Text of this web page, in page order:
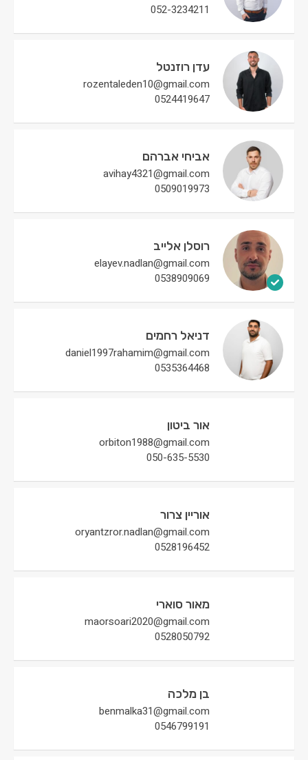
052-3234211
עדן רוזנטל
rozentaleden10@gmail.com
0524419647
אביחי אברהם
avihay4321@gmail.com
0509019973
רוסלן אלייב
elayev.nadlan@gmail.com
0538909069
דניאל רחמים
daniel1997rahamim@gmail.com
0535364468
אור ביטון
orbiton1988@gmail.com
050-635-5530
אוריין צרור
oryantzror.nadlan@gmail.com
0528196452
מאור סוארי
maorsoari2020@gmail.com
0528050792
בן מלכה
benmalka31@gmail.com
0546799191